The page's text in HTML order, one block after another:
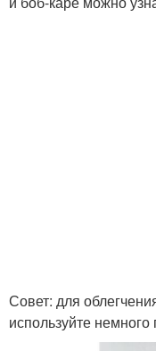
Совет: для
используйте